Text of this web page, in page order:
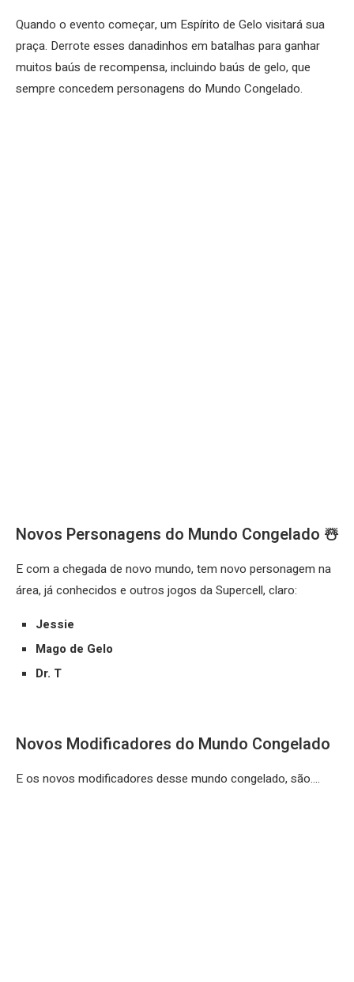
Quando o evento começar, um Espírito de Gelo visitará sua
praça. Derrote esses danadinhos em batalhas para ganhar
muitos baús de recompensa, incluindo baús de gelo, que
sempre concedem personagens do Mundo Congelado.
Novos Personagens do Mundo Congelado ☃️
E com a chegada de novo mundo, tem novo personagem na
área, já conhecidos e outros jogos da Supercell, claro:
Jessie
Mago de Gelo
Dr. T
Novos Modificadores do Mundo Congelado
E os novos modificadores desse mundo congelado, são….